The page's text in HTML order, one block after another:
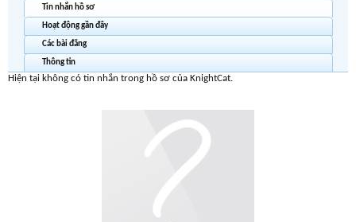
Tin nhắn hồ sơ
Hoạt động gần đây
Các bài đăng
Thông tin
Hiện tại không có tin nhắn trong hồ sơ của KnightCat.